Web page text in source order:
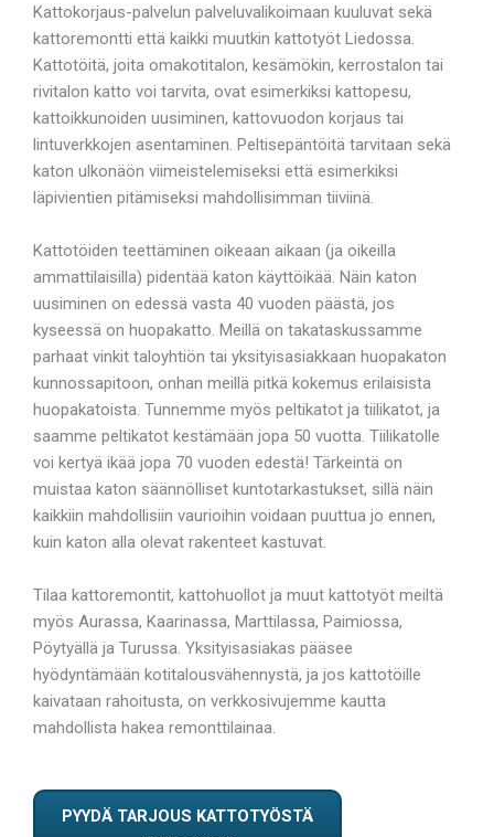
Kattokorjaus-palvelun palveluvalikoimaan kuuluvat sekä
kattoremontti että kaikki muutkin kattotyöt Liedossa.
Kattotöitä, joita omakotitalon, kesämökin, kerrostalon tai
rivitalon katto voi tarvita, ovat esimerkiksi kattopesu,
kattoikkunoiden uusiminen, kattovuodon korjaus tai
lintuverkkojen asentaminen. Peltisepäntöitä tarvitaan sekä
katon ulkonäön viimeistelemiseksi että esimerkiksi
läpivientien pitämiseksi mahdollisimman tiiviinä.
Kattotöiden teettäminen oikeaan aikaan (ja oikeilla
ammattilaisilla) pidentää katon käyttöikää. Näin katon
uusiminen on edessä vasta 40 vuoden päästä, jos
kyseessä on huopakatto. Meillä on takataskussamme
parhaat vinkit taloyhtiön tai yksityisasiakkaan huopakaton
kunnossapitoon, onhan meillä pitkä kokemus erilaisista
huopakatoista. Tunnemme myös peltikatot ja tiilikatot, ja
saamme peltikatot kestämään jopa 50 vuotta. Tiilikatolle
voi kertyä ikää jopa 70 vuoden edestä! Tärkeintä on
muistaa katon säännölliset kuntotarkastukset, sillä näin
kaikkiin mahdollisiin vaurioihin voidaan puuttua jo ennen,
kuin katon alla olevat rakenteet kastuvat.
Tilaa kattoremontit, kattohuollot ja muut kattotyöt meiltä
myös Aurassa, Kaarinassa, Marttilassa, Paimiossa,
Pöytyällä ja Turussa. Yksityisasiakas pääsee
hyödyntämään kotitalousvähennystä, ja jos kattotöille
kaivataan rahoitusta, on verkkosivujemme kautta
mahdollista hakea remonttilainaa.
PYYDÄ TARJOUS KATTOTYÖSTÄ